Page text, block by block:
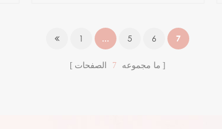
1 ... 5 6 7
ما مجموعه 7 الصفحات